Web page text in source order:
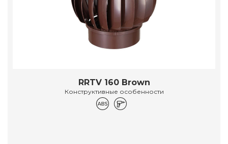
RRTV 160 Brown
Конструктивные особенности